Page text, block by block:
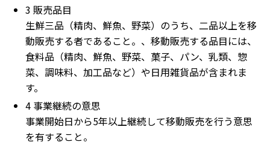
3 販売品目
生鮮三品（精肉、鮮魚、野菜）のうち、二品以上を移
動販売する者であること。、移動販売する品目には、
食料品（精肉、鮮魚、野菜、菓子、パン、乳類、惣
菜、調味料、加工品など）や日用雑貨品が含まれま
す。
4 事業継続の意思
事業開始日から5年以上継続して移動販売を行う意思
を有すること。